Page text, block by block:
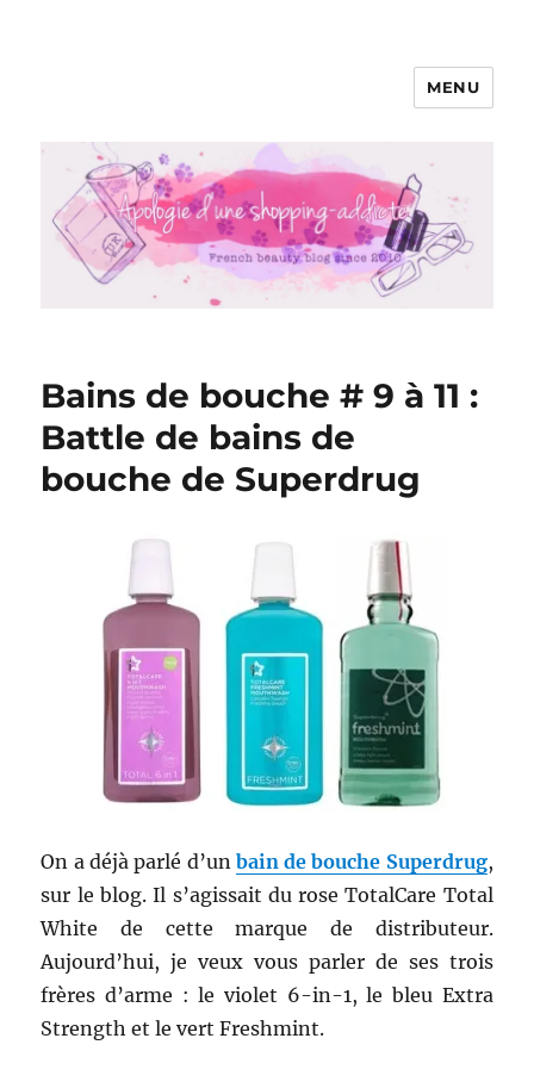
Apologie d'une Shopping-addicte
MENU
Bains de bouche # 9 à 11 :
Battle de bains de
bouche de Superdrug
On a déjà parlé d’un bain de bouche Superdrug,
sur le blog. Il s’agissait du rose TotalCare Total
White de cette marque de distributeur.
Aujourd’hui, je veux vous parler de ses trois
frères d’arme : le violet 6-in-1, le bleu Extra
Strength et le vert Freshmint.